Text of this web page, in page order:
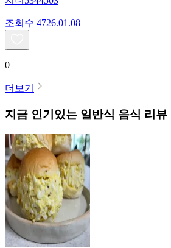
조회수 4726.01.08
0
더보기
지금 인기있는 일반식 음식 리뷰